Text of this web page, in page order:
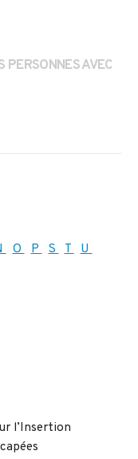
PERSONNES AVEC
O P S T U
l’Insertion